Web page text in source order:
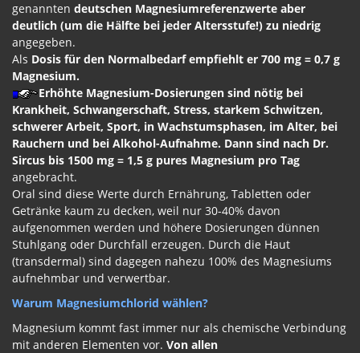
genannten deutschen Magnesiumreferenzwerte aber
deutlich (um die Hälfte bei jeder Altersstufe!) zu niedrig
angegeben.
Als Dosis für den Normalbedarf empfiehlt er 700 mg = 0,7 g
Magnesium.
Erhöhte Magnesium-Dosierungen sind nötig bei
Krankheit, Schwangerschaft, Stress, starkem Schwitzen,
schwerer Arbeit, Sport, in Wachstumsphasen, im Alter, bei
Rauchern und bei Alkohol-Aufnahme. Dann sind nach Dr.
Sircus bis 1500 mg = 1,5 g pures Magnesium pro Tag
angebracht.
Oral sind diese Werte durch Ernährung, Tabletten oder
Getränke kaum zu decken, weil nur 30-40% davon
aufgenommen werden und höhere Dosierungen dünnen
Stuhlgang oder Durchfall erzeugen. Durch die Haut
(transdermal) sind dagegen nahezu 100% des Magnesiums
aufnehmbar und verwertbar.
Warum Magnesiumchlorid wählen?
Magnesium kommt fast immer nur als chemische Verbindung
mit anderen Elementen vor. Von allen